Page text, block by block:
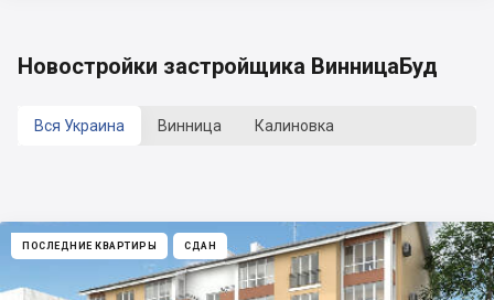
Новостройки застройщика ВинницаБуд
Вся Украина Винница Калиновка
ПОСЛЕДНИЕ КВАРТИРЫ СДАН